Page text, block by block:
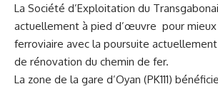
La Société d’Exploitation du
actuellement à pied d’œuvre pour mieux
ferroviaire avec la poursuite
de rénovation du chemin de fer.
La zone de la gare d’Oyan (PK111)